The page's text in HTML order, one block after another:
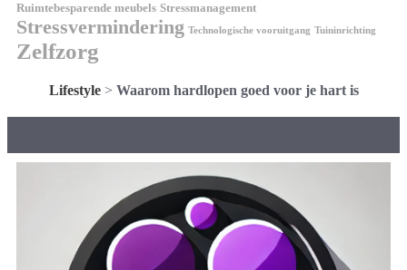
Ruimtebesparende meubels Stressmanagement
Stressvermindering Technologische vooruitgang Tuininrichting
Zelfzorg
Lifestyle> Waarom hardlopen goed voor je hart is